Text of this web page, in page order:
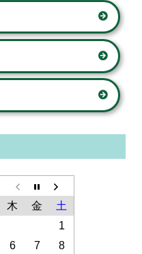
木 金
土
1
6 7
8